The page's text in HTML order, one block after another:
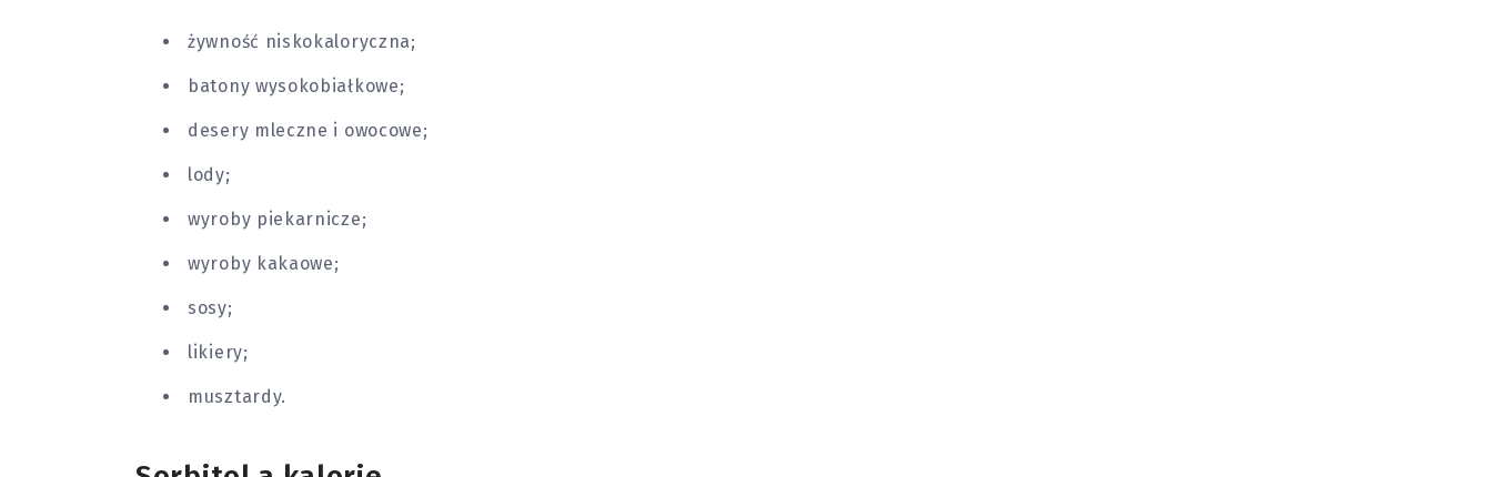
żywność niskokaloryczna;
batony wysokobiałkowe;
desery mleczne i owocowe;
lody;
wyroby piekarnicze;
wyroby kakaowe;
sosy;
likiery;
musztardy.